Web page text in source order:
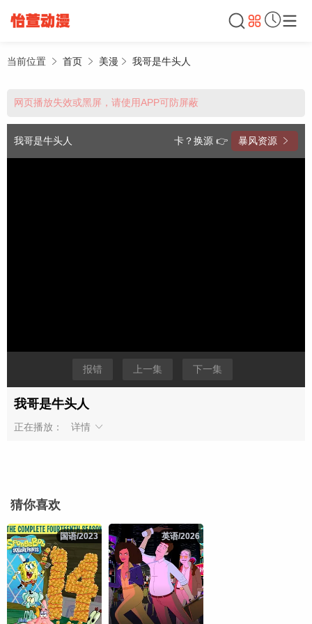
当前位置 首页 美漫 我哥是牛头人
网页播放失效或黑屏，请使用APP可防屏蔽
我哥是牛头人 卡？换源 👉 暴风资源
报错 上一集 下一集
我哥是牛头人
正在播放： 详情
猜你喜欢
国语/2023
国语/2023 英语/2026
英语/2026